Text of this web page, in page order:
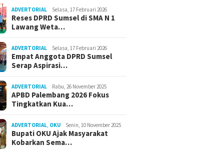
ADVERTORIAL Selasa, 17 Februari 2026
Reses DPRD Sumsel di SMA N 1
Lawang Weta…
ADVERTORIAL Selasa, 17 Februari 2026
Empat Anggota DPRD Sumsel
Serap Aspirasi…
ADVERTORIAL Rabu, 26 November 2025
APBD Palembang 2026 Fokus
Tingkatkan Kua…
ADVERTORIAL, OKU Senin, 10 November 2025
Bupati OKU Ajak Masyarakat
Kobarkan Sema…